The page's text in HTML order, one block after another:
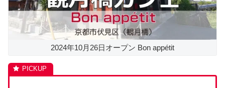
2024年10月26日オープン Bon appétit